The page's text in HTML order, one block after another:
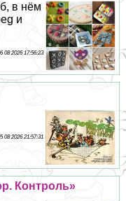
в нём
и
08 2026 17:56:23
08 2026 21:57:31
Контроль»